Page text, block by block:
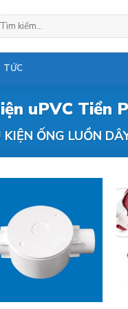
TỨC
uPVC Tiền
KIỆN ỐNG LUỒN